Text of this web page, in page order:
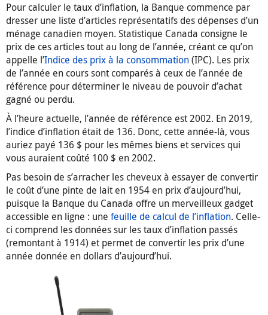
Pour calculer le taux d’inflation, la Banque commence par
dresser une liste d’articles représentatifs des dépenses d’un
ménage canadien moyen. Statistique Canada consigne le
prix de ces articles tout au long de l’année, créant ce qu’on
appelle l’Indice des prix à la consommation(IPC). Les prix
de l’année en cours sont comparés à ceux de l’année de
référence pour déterminer le niveau de pouvoir d’achat
gagné ou perdu.
À l’heure actuelle, l’année de référence est 2002. En 2019,
l’indice d’inflation était de 136. Donc, cette année-là, vous
auriez payé 136 $ pour les mêmes biens et services qui
vous auraient coûté 100 $ en 2002.
Pas besoin de s’arracher les cheveux à essayer de convertir
le coût d’une pinte de lait en 1954 en prix d’aujourd’hui,
puisque la Banque du Canada offre un merveilleux gadget
accessible en ligne : une feuille de calcul de l’inflation. Celle-
ci comprend les données sur les taux d’inflation passés
(remontant à 1914) et permet de convertir les prix d’une
année donnée en dollars d’aujourd’hui.